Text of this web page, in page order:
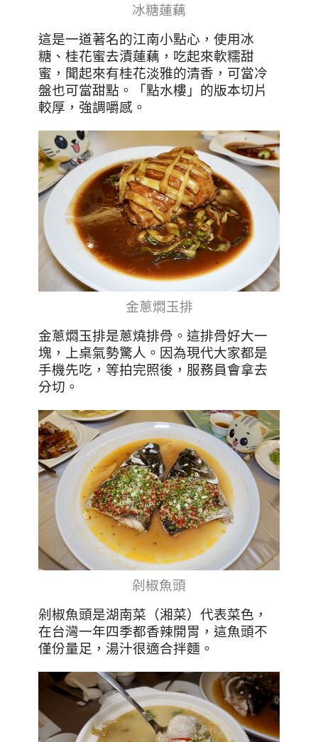
冰糖蓮藕
這是一道著名的江南小點心，使用冰
糖、桂花蜜去漬蓮藕，吃起來軟糯甜
蜜，聞起來有桂花淡雅的清香，可當冷
盤也可當甜點。「點水樓」的版本切片
較厚，強調嚼感。
金蔥燜玉排
金蔥燜玉排是蔥燒排骨。這排骨好大一
塊，上桌氣勢驚人。因為現代大家都是
手機先吃，等拍完照後，服務員會拿去
分切。
剁椒魚頭
剁椒魚頭是湖南菜（湘菜）代表菜色，
在台灣一年四季都香辣開胃，這魚頭不
僅份量足，湯汁很適合拌麵。